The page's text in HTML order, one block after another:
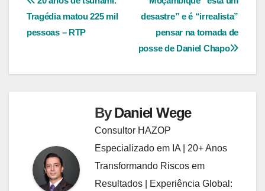
de
desastre” e é “irrealista”
pensar na tomada de
posse de Daniel Chapo
Tragédia matou 225 mil
pessoas – RTP
ByDaniel Wege
Consultor HAZOP
Especializado em IA | 20+ Anos
Transformando Riscos em
Resultados | Experiência Global: